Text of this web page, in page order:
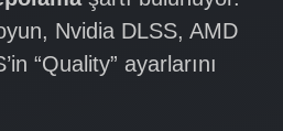
Nvidia DLSS, AMD
“Quality” ayarlarını